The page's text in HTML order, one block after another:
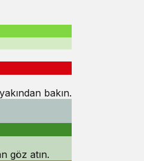
bakın.
göz atın.